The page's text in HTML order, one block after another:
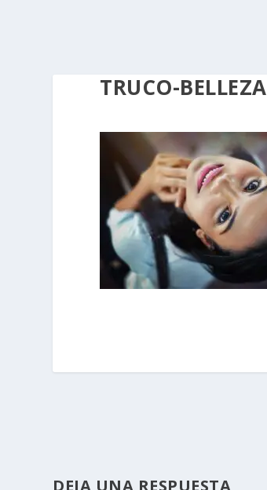
TRUCO-BELLEZA
DEJA UNA RESPUESTA